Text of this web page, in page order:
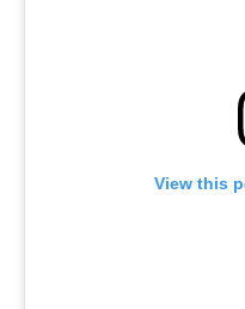
View this